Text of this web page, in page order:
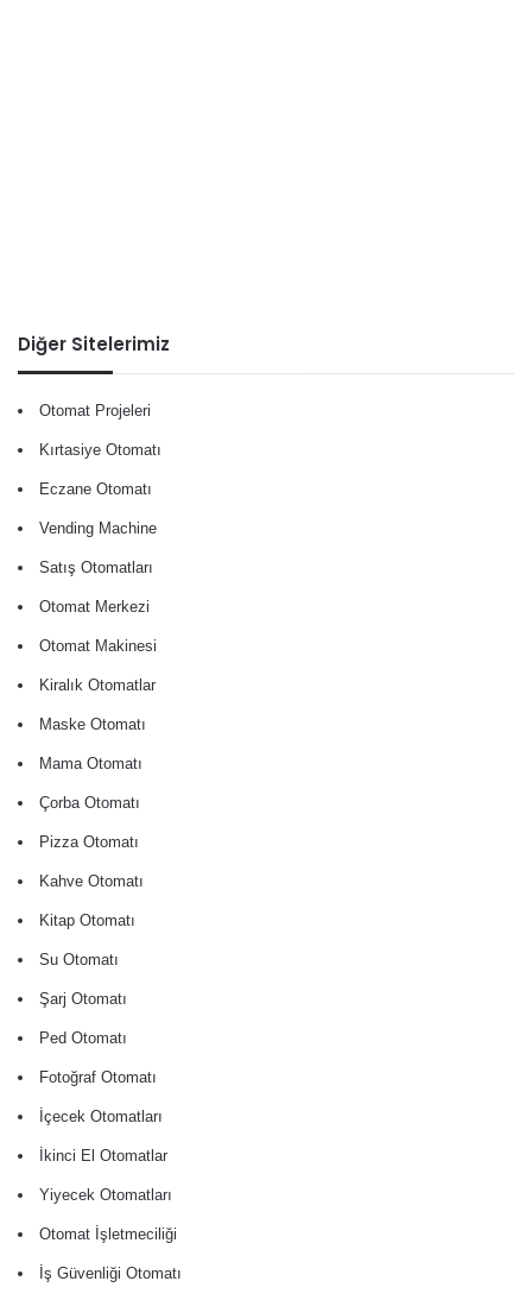
Diğer Sitelerimiz
Otomat Projeleri
Kırtasiye Otomatı
Eczane Otomatı
Vending Machine
Satış Otomatları
Otomat Merkezi
Otomat Makinesi
Kiralık Otomatlar
Maske Otomatı
Mama Otomatı
Çorba Otomatı
Pizza Otomatı
Kahve Otomatı
Kitap Otomatı
Su Otomatı
Şarj Otomatı
Ped Otomatı
Fotoğraf Otomatı
İçecek Otomatları
İkinci El Otomatlar
Yiyecek Otomatları
Otomat İşletmeciliği
İş Güvenliği Otomatı